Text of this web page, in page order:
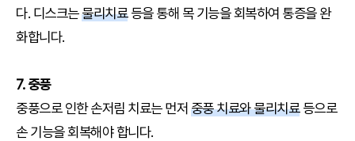
다. 디스크는물리치료등을 통해 목 기능을 회복하여 통증을 완
화합니다.
7. 중풍
중풍으로 인한 손저림 치료는 먼저중풍 치료와 물리치료등으로
손 기능을 회복해야 합니다.